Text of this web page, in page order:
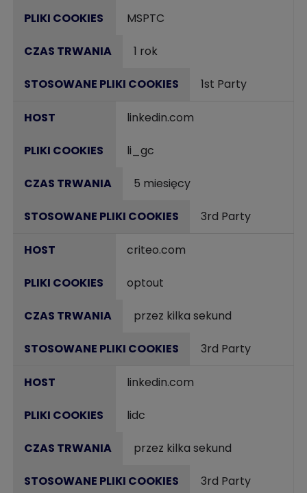
MSPTC
1 rok
1st Party
linkedin.com
li_gc
5 miesięcy
3rd Party
criteo.com
optout
przez kilka sekund
3rd Party
linkedin.com
lidc
przez kilka sekund
3rd Party